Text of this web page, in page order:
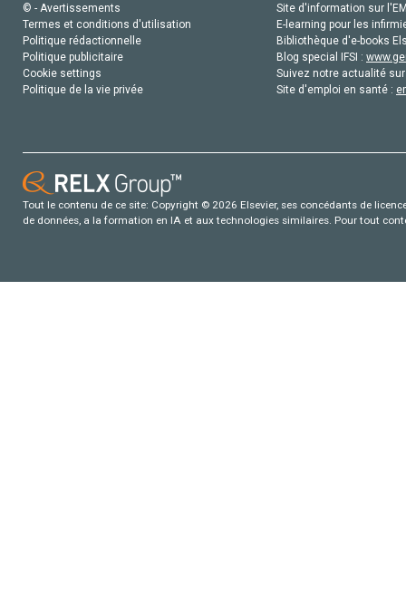
© - Avertissements
Termes et conditions d'utilisation
Politique rédactionnelle
Politique publicitaire
Cookie settings
Politique de la vie privée
Site d'information sur
E-learning pour les
Bibliothèque d'e-books
Blog special IFSI :
Suivez notre actualité
Site d'emploi en santé :
Tout le contenu de ce site: Copyright © 2026 Elsevier, ses concédants de
de données, a la formation en IA et aux technologies similaires. Pour tout